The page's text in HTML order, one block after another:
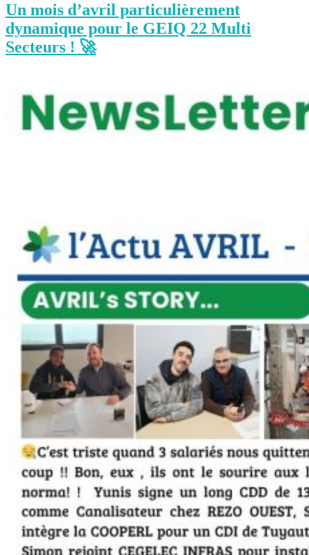
Un mois d’avril particulièrement
dynamique pour le GEIQ 22 Multi
Secteurs ! 🚀